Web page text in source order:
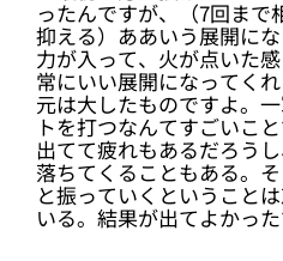
オープン戦初打席で初安打を放
「最初の方に投げたメン